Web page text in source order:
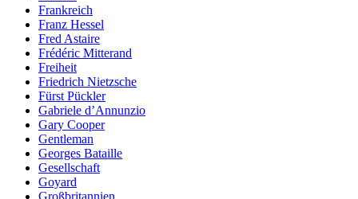
Frankreich
Franz Hessel
Fred Astaire
Frédéric Mitterand
Freiheit
Friedrich Nietzsche
Fürst Pückler
Gabriele d’Annunzio
Gary Cooper
Gentleman
Georges Bataille
Gesellschaft
Goyard
Großbritannien